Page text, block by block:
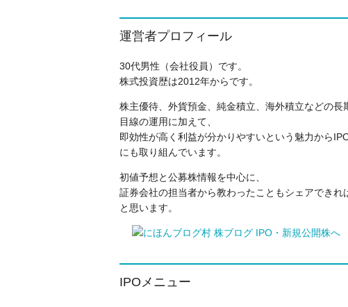
運営者プロフィール
30代男性（会社役員）です。
株式投資歴は2012年からです。
株主優待、外貨預金、純金積立、海外積立などの長
目線の運用に加えて、
即効性が高く利益が分かりやすいという魅力から
にも取り組んでいます。
初値予想と公募株情報を中心に、
証券会社の担当者から教わったこともシェアできれ
と思います。
IPOメニュー